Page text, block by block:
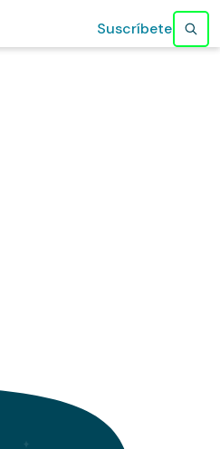
Suscríbete